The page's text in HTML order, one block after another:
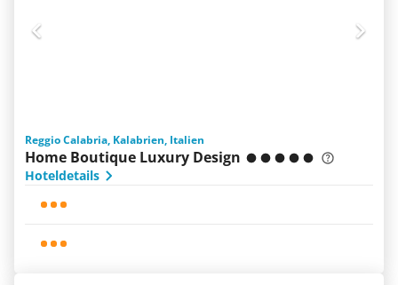
Reggio Calabria, Kalabrien, Italien
Home Boutique Luxury Design
Hoteldetails